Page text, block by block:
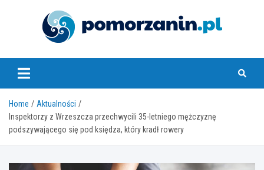
pomorzanin.pl
Home
Aktualności
Inspektorzy z Wrzeszcza przechwycili 35-letniego mężczyznę
podszywającego się pod księdza, który kradł rowery